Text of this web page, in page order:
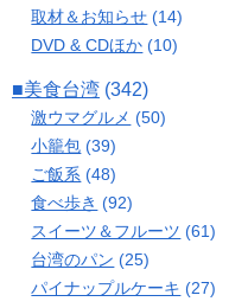
取材＆お知らせ (14)
DVD & CDほか (10)
■美食台湾 (342)
激ウマグルメ (50)
小籠包 (39)
ご飯系 (48)
食べ歩き (92)
スイーツ＆フルーツ (61)
台湾のパン (25)
パイナップルケーキ (27)